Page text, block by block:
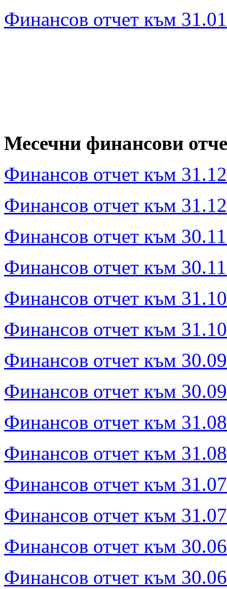
Финансов отчет към
Месечни финансови
Финансов отчет към
Финансов отчет към
Финансов отчет към
Финансов отчет към
Финансов отчет към
Финансов отчет към
Финансов отчет към
Финансов отчет към
Финансов отчет към
Финансов отчет към
Финансов отчет към
Финансов отчет към
Финансов отчет към
Финансов отчет към